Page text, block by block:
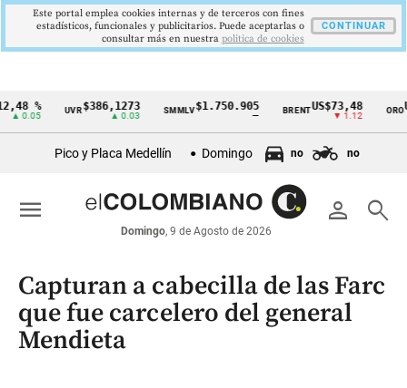
Cintillo
económicos
Colombia
%
0.05
UVR$386,1273
▲ 0.03
SMMLV$1.750.905 BRENTUS$73,48
▼ 1.12
ORO
Pico y Placa Medellín Domingo no no
person search
Domingo, 9 de Agosto de 2026
menu
Capturan a cabecilla de las Farc
que fue carcelero del general
Mendieta
Este portal emplea cookies internas y de terceros con fines
estadísticos, funcionales y publicitarios. Puede aceptarlas o
consultar más en nuestra politica de cookies
CONTINUAR